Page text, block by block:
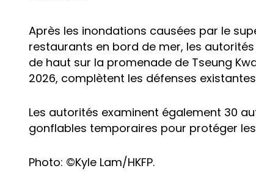
Après les inondations causées par le
restaurants en bord de mer, les
de haut sur la promenade de Tseung
2026, complètent les défenses
Les autorités examinent également 30
gonflables temporaires pour protéger
Photo: ©Kyle Lam/HKFP.